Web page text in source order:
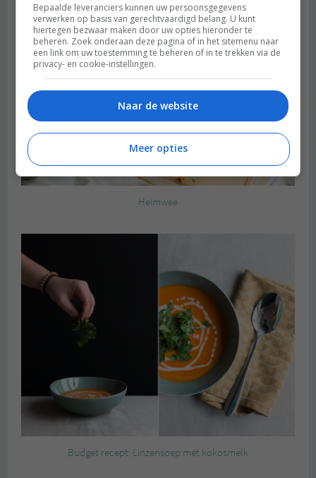
Heimwee
Budget recept: Linzensoep met kokosmelk
Bepaalde leveranciers kunnen uw persoonsgegevens
verwerken op basis van gerechtvaardigd belang. U kunt
hiertegen bezwaar maken door uw opties hieronder te
beheren. Zoek onderaan deze pagina of in het sitemenu naar
een link om uw toestemming te beheren of in te trekken via de
privacy- en cookie-instellingen.
Naar de website
Meer opties